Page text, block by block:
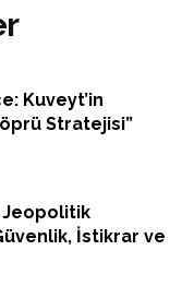
Kuveyt’in
Stratejisi”
Jeopolitik
İstikrar ve